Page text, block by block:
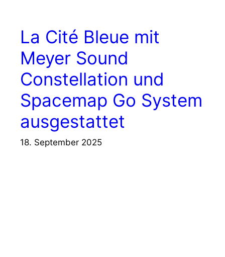
La Cité Bleue mit
Meyer Sound
Constellation und
Spacemap Go System
ausgestattet
18. September 2025